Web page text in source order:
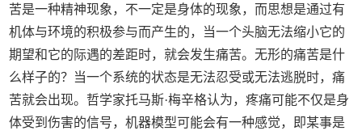
苦是一种精神现象，不一定是身体的现象，而思想是通过有
机体与环境的积极参与而产生的，当一个头脑无法缩小它的
期望和它的际遇的差距时，就会发生痛苦。无形的痛苦是什
么样子的？当一个系统的状态是无法忍受或无法逃脱时，痛
苦就会出现。哲学家托马斯·梅辛格认为，疼痛可能不仅是身
体受到伤害的信号，机器模型可能会有一种感觉，即某事是